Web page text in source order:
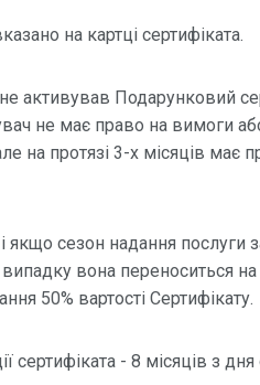
на картці сертифіката.
активував Подарунковий
не має право на вимоги
на протязі 3-х місяців має
якщо сезон надання послуги
вона переноситься
50% вартості Сертифікату.
сертифіката - 8 місяців з